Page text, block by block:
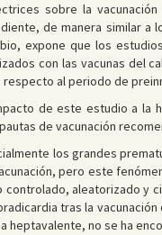
sobre la
de manera similar a
expone que los
con las vacunas del
al periodo de
de este estudio a la
de vacunación
los grandes
pero este
aleatorizado y
tras la
heptavalente, no se ha